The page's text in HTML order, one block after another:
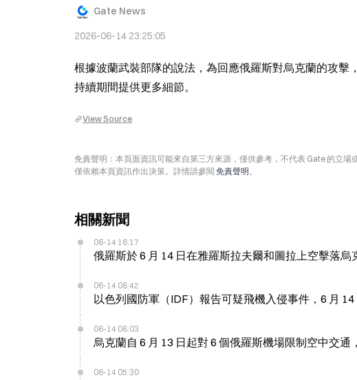
Gate News
2026-06-14 23:25:05
根據波蘭武裝部隊的說法，為回應俄羅斯對烏克蘭的攻
持續期間提供更多細節。
View Source
免責聲明：本頁面資訊可能來自第三方來源，僅供參考，不代表 Gate 的立
僅依賴本頁資訊作出決策。詳情請參閱 免責聲明。
相關新聞
06-14 16:17
俄羅斯於 6 月 14 日在雅羅斯拉夫爾和圖拉上空擊落
06-14 08:42
以色列國防軍（IDF）報告可疑飛機入侵事件，6 月
06-14 08:03
烏克蘭自 6 月 13 日起對 6 個俄羅斯機場限制空中交通
06-14 05:30